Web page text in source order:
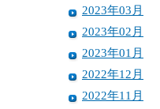
2023年03月
2023年02月
2023年01月
2022年12月
2022年11月